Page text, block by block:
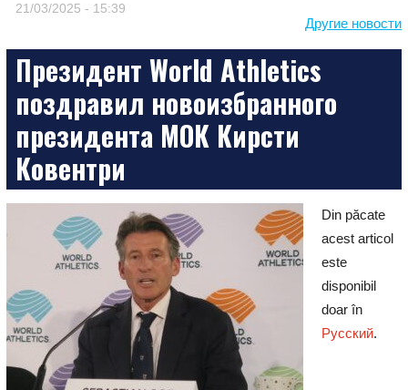
Другие новости
21/03/2025 - 15:39
Президент World Athletics
поздравил новоизбранного
президента МОК Кирсти
Ковентри
Din păcate
acest articol
este
disponibil
doar în
Русский.